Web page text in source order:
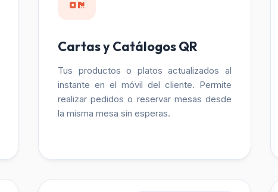
Cartas y Catálogos QR
Tus productos o platos actualizados al
instante en el móvil del cliente. Permite
realizar pedidos o reservar mesas desde
la misma mesa sin esperas.